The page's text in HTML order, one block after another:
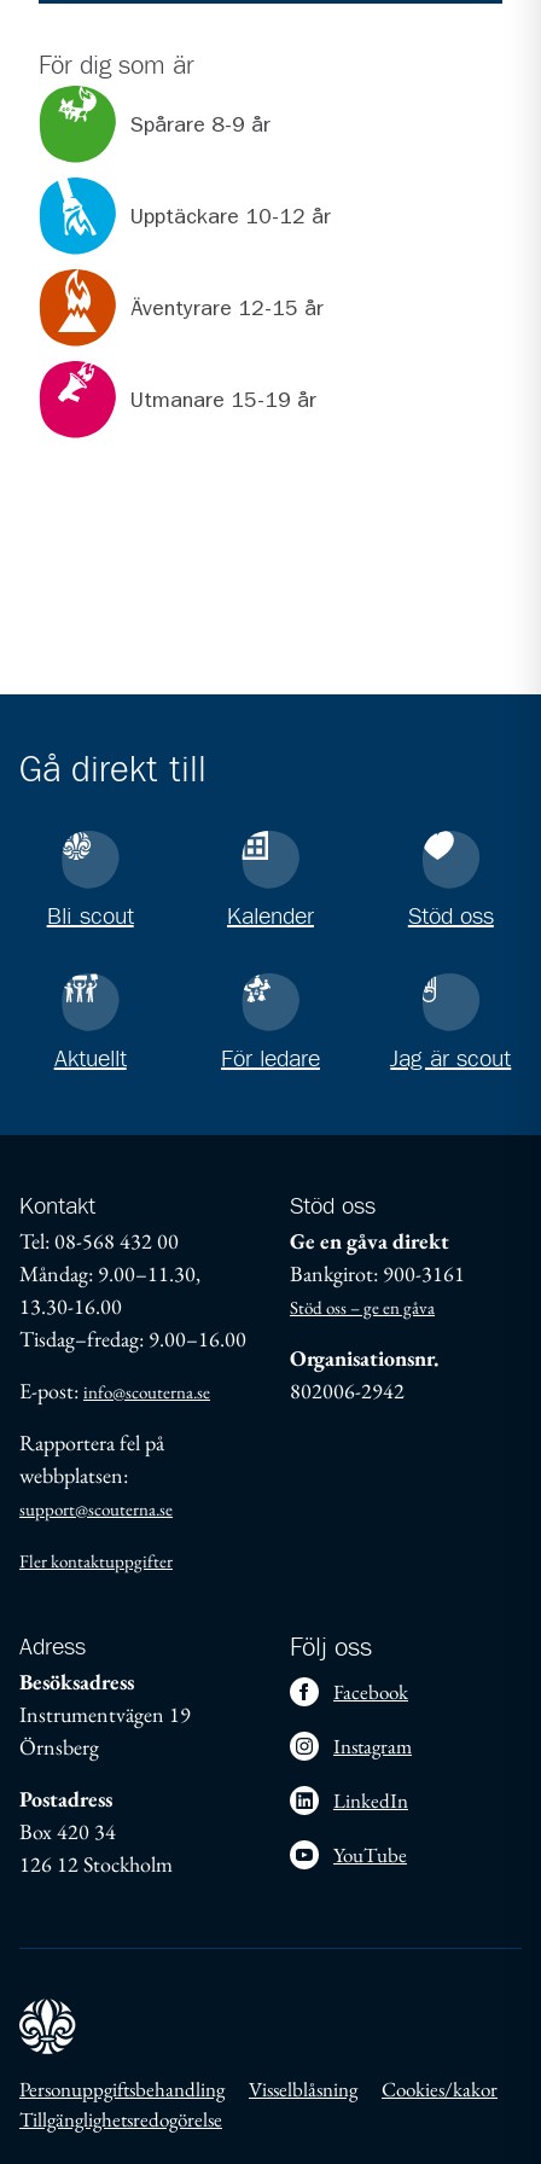
För dig som är
Spårare 8-9 år
Upptäckare 10-12 år
Äventyrare 12-15 år
Utmanare 15-19 år
Gå direkt till
Bli scout Kalender Stöd oss
Aktuellt För ledare Jag är scout
Kontakt
Tel: 08-568 432 00
Måndag: 9.00–11.30,
13.30-16.00
Tisdag–fredag: 9.00–16.00
E-post: info@scouterna.se
Rapportera fel på
webbplatsen:
support@scouterna.se
Fler kontaktuppgifter
Stöd oss
Ge en gåva direkt
Bankgirot: 900-3161
Stöd oss – ge en gåva
Organisationsnr.
802006-2942
Adress
Besöksadress
Instrumentvägen 19
Örnsberg
Postadress
Box 420 34
126 12 Stockholm
Följ oss
Facebook
Instagram
LinkedIn
YouTube
Personuppgiftsbehandling Visselblåsning
Cookies/kakor
Tillgänglighetsredogörelse